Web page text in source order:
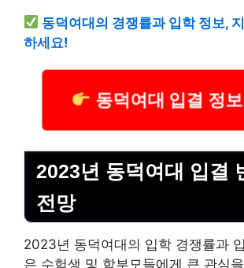
동덕여대의 경쟁률과 입학 정보,
하세요!
동덕여대 입결 정보
2023년 동덕여대 입결
전망
2023년 동덕여대의 입학 경쟁률과
은 수험생 및 학부모들에게 큰 관심